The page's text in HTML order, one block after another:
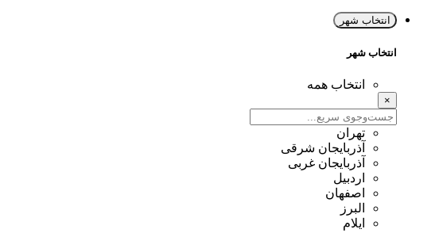
انتخاب شهر
انتخاب شهر
انتخاب همه
×
تهران
آذربایجان شرقی
آذربایجان غربی
اردبیل
اصفهان
البرز
ایلام